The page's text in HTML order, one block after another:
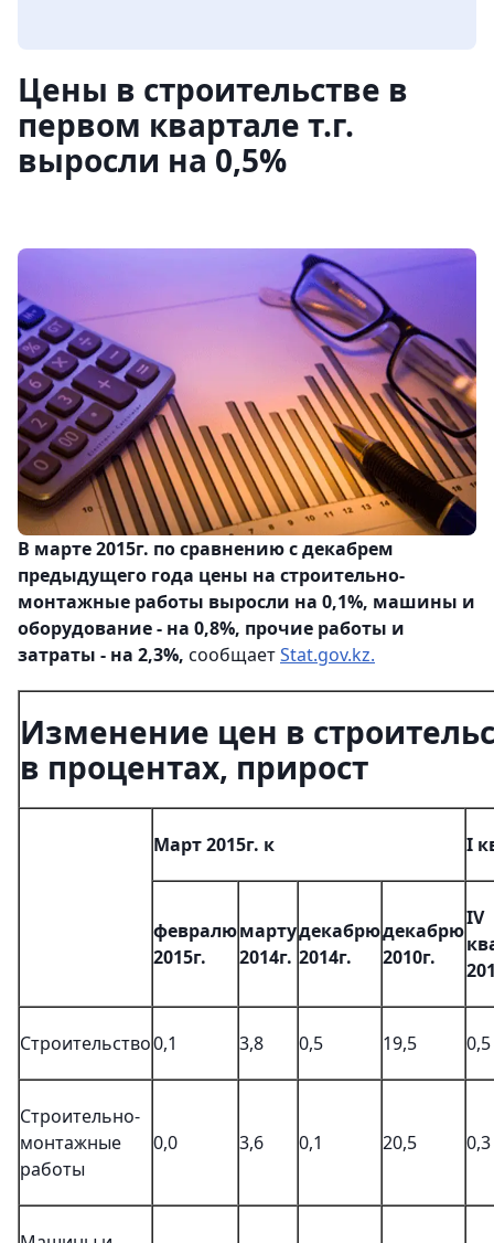
Цены в строительстве в
первом квартале т.г.
выросли на 0,5%
В марте 2015г. по сравнению с декабрем
предыдущего года цены на строительно-
монтажные работы выросли на 0,1%, машины и
оборудование - на 0,8%, прочие работы и
затраты - на 2,3%, сообщаетStat.gov.kz.
Изменение цен в
в процентах, прирост
Март 2015г. к I
февралю
2015г.
марту
2014г.
декабрю
2014г.
декабрю
2010г.
IV
Строительство0,1 3,8 0,5 19,5 0,5
Строительно-
монтажные
работы
0,0 3,6 0,1 20,5 0,3